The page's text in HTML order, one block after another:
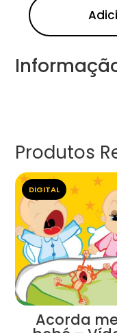
Produtos
DIGITAL
Acorda